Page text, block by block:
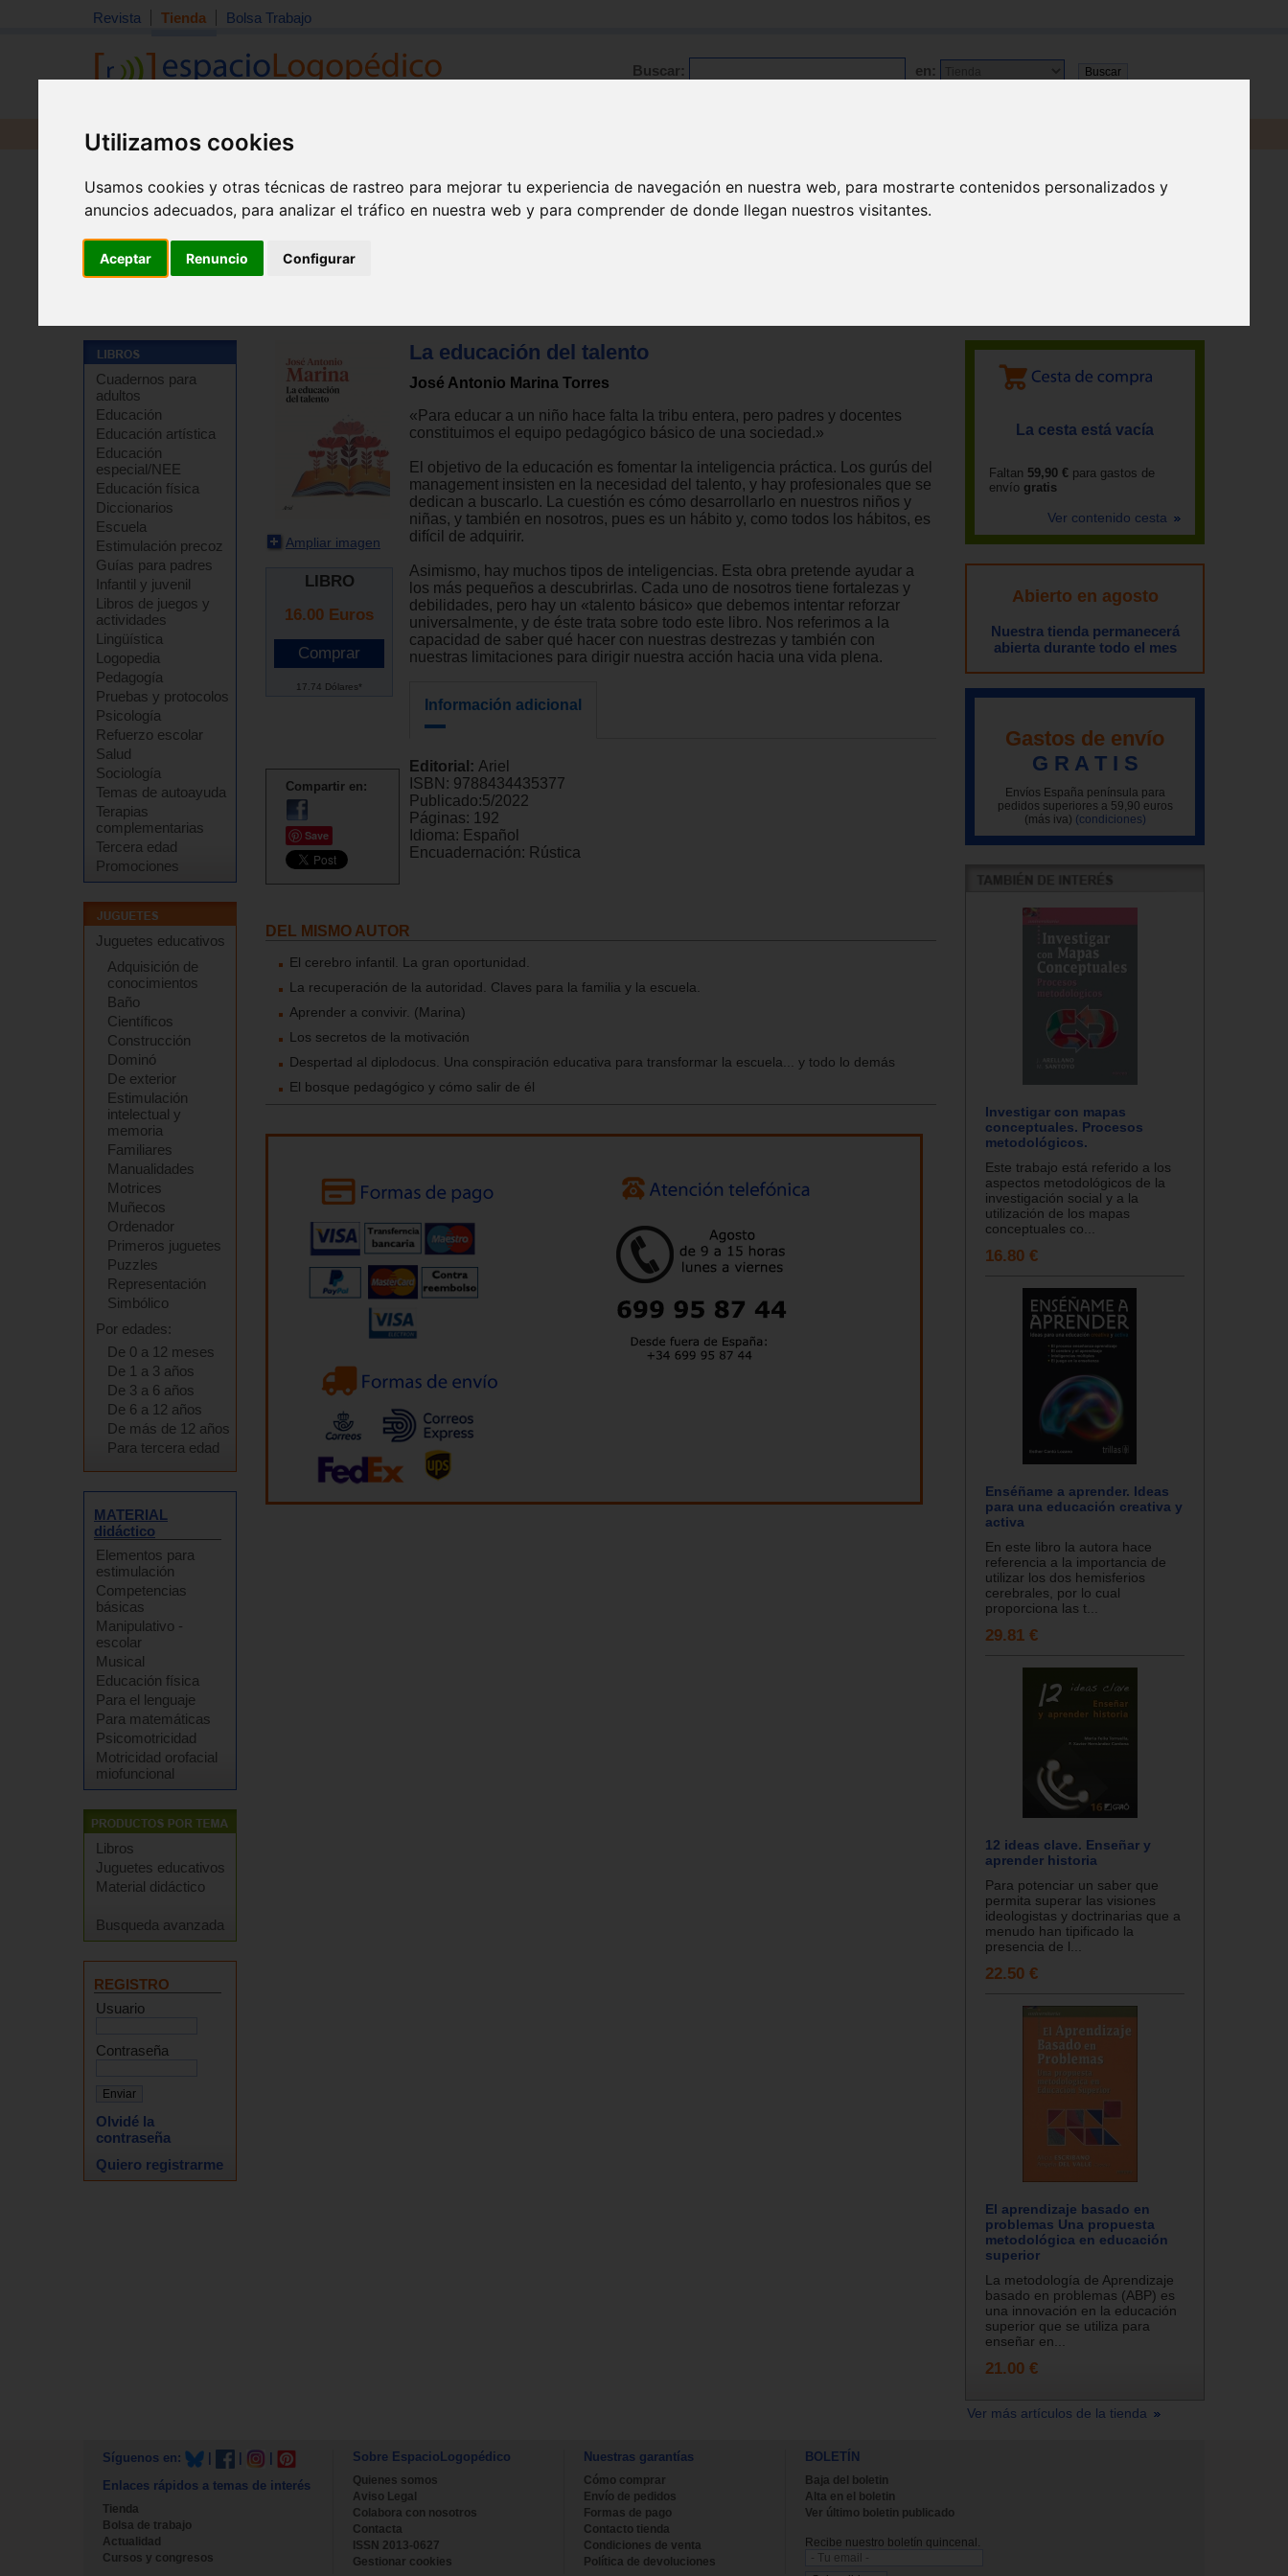
Utilizamos cookies
Usamos cookies y otras técnicas de rastreo para mejorar tu experiencia de navegación en nuestra web, para mostrarte contenidos personalizados y
anuncios adecuados, para analizar el tráfico en nuestra web y para comprender de donde llegan nuestros visitantes.
Aceptar Renuncio Configurar
Revista Tienda Bolsa Trabajo
Buscar: en:
Revista Libros Material
Cuadernos para
adultos
Educación
Educación artística
Educación
especial/NEE
Educación física
Diccionarios
Escuela
Estimulación precoz
Guías para padres
Infantil y juvenil
Libros de juegos y
actividades
Lingüística
Logopedia
Pedagogía
Pruebas y protocolos
Psicología
Refuerzo escolar
Salud
Sociología
Temas de autoayuda
Terapias
complementarias
Tercera edad
Promociones
Juguetes educativos
Adquisición de
conocimientos
Baño
Científicos
Construcción
Dominó
De exterior
Estimulación
intelectual y
memoria
Familiares
Manualidades
Motrices
Muñecos
Ordenador
Primeros juguetes
Puzzles
Representación
Simbólico
Por edades:
De 0 a 12 meses
De 1 a 3 años
De 3 a 6 años
De 6 a 12 años
De más de 12 años
Para tercera edad
MATERIAL
didáctico
Elementos para
estimulación
Competencias
básicas
Manipulativo -
escolar
Musical
Educación física
Para el lenguaje
Para matemáticas
Psicomotricidad
Motricidad orofacial
miofuncional
Libros
Juguetes educativos
Material didáctico
Busqueda avanzada
REGISTRO
Usuario
Contraseña
Olvidé la
contraseña
Quiero registrarme
Ampliar imagen
LIBRO
16.00 Euros
17.74 Dólares*
Compartir en:
Save
La educación del talento
José Antonio Marina Torres
«Para educar a un niño hace falta la tribu entera, pero padres y docentes
constituimos el equipo pedagógico básico de una sociedad.»
El objetivo de la educación es fomentar la inteligencia práctica. Los gurús del
management insisten en la necesidad del talento, y hay profesionales que se
dedican a buscarlo. La cuestión es cómo desarrollarlo en nuestros niños y
niñas, y también en nosotros, pues es un hábito y, como todos los hábitos, es
difícil de adquirir.
Asimismo, hay muchos tipos de inteligencias. Esta obra pretende ayudar a
los más pequeños a descubrirlas. Cada uno de nosotros tiene fortalezas y
debilidades, pero hay un «talento básico» que debemos intentar reforzar
universalmente, y de éste trata sobre todo este libro. Nos referimos a la
capacidad de saber qué hacer con nuestras destrezas y también con
nuestras limitaciones para dirigir nuestra acción hacia una vida plena.
Información adicional
Editorial: Ariel
ISBN: 9788434435377
Publicado:5/2022
Páginas: 192
Idioma: Español
Encuadernación: Rústica
DEL MISMO AUTOR
El cerebro infantil. La gran oportunidad.
La recuperación de la autoridad. Claves para la familia y la escuela.
Aprender a convivir. (Marina)
Los secretos de la motivación
Despertad al diplodocus. Una conspiración educativa para transformar la escuela... y todo lo demás
El bosque pedagógico y cómo salir de él
La cesta está vacía
Faltan 59,90 € para gastos de
envío gratis
Ver contenido cesta
Abierto en agosto
Nuestra tienda permanecerá
abierta durante todo el mes
Gastos de envío
G R A T I S
Envíos España península para
pedidos superiores a 59,90 euros
(más iva) (condiciones)
Investigar con mapas
conceptuales. Procesos
metodológicos.
Este trabajo está referido a los
aspectos metodológicos de la
investigación social y a la
utilización de los mapas
conceptuales co...
16.80 €
Enséñame a aprender. Ideas
para una educación creativa y
activa
En este libro la autora hace
referencia a la importancia de
utilizar los dos hemisferios
cerebrales, por lo cual
proporciona las t...
29.81 €
12 ideas clave. Enseñar y
aprender historia
Para potenciar un saber que
permita superar las visiones
ideologistas y doctrinarias que a
menudo han tipificado la
presencia de l...
22.50 €
El aprendizaje basado en
problemas Una propuesta
metodológica en educación
superior
La metodología de Aprendizaje
basado en problemas (ABP) es
una innovación en la educación
superior que se utiliza para
enseñar en...
21.00 €
Ver más artículos de la tienda
Síguenos en:
Enlaces rápidos a temas de interés
Tienda
Bolsa de trabajo
Actualidad
Cursos y congresos
Sobre EspacioLogopédico
Quienes somos
Aviso Legal
Colabora con nosotros
Contacta
ISSN 2013-0627
Gestionar cookies
Nuestras garantías
Cómo comprar
Envío de pedidos
Formas de pago
Contacto tienda
Condiciones de venta
Política de devoluciones
BOLETÍN
Baja del boletin
Alta en el boletin
Ver último boletin publicado
Recibe nuestro boletín quincenal.